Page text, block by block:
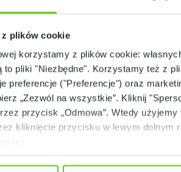
plików cookie
korzystamy z plików cookie:
to pliki "Niezbędne". Korzystamy też z
preferencje ("Preferencje") oraz
„Zezwól na wszystkie”. Kliknij
przycisk „Odmowa”. Wtedy
kliknięcie przycisku w lewym dolnym
Dostępne warianty
Wózek na 30 laptopów
9 999,90 zł